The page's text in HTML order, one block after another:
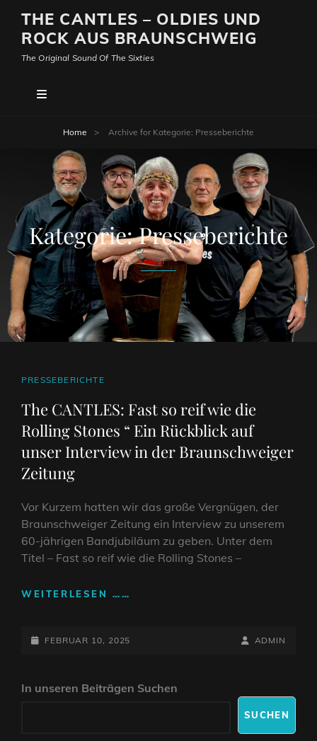
THE CANTLES – OLDIES UND
ROCK AUS BRAUNSCHWEIG
The Original Sound Of The Sixties
Home > Archive for Kategorie: Presseberichte
Kategorie:Presseberichte
CAT
PRESSEBERICHTE
The CANTLES: Fast so reif wie die
Rolling Stones “ Ein Rückblick auf
unser Interview in der Braunschweiger
Zeitung
Vor Kurzem hatten wir das große Vergnügen, der
Braunschweiger Zeitung ein Interview zu unserem
60-jährigen Bandjubiläum zu geben. Unter dem
Titel – Fast so reif wie die Rolling Stones –
WEITERLESEN ……
DIE
POSTED-
FEBRUAR 10, 2025
BY
BYLINE
ADMIN
In unseren Beiträgen Suchen
SUCHEN